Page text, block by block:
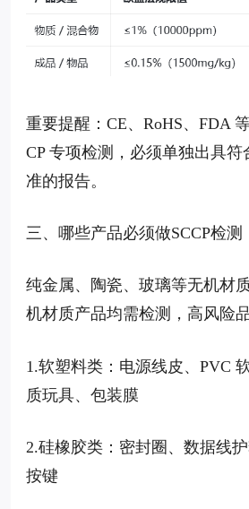
重要提醒：CE、RoHS、FDA
CP 专项检测，必须单独出具符
准的报告。
三、哪些产品必须做SCCP检测
纯金属、陶瓷、玻璃等无机材
机材质产品均需检测，高风险
1.软塑料类：电源线皮、PVC
质玩具、包装膜
2.硅橡胶类：密封圈、数据线护
按键